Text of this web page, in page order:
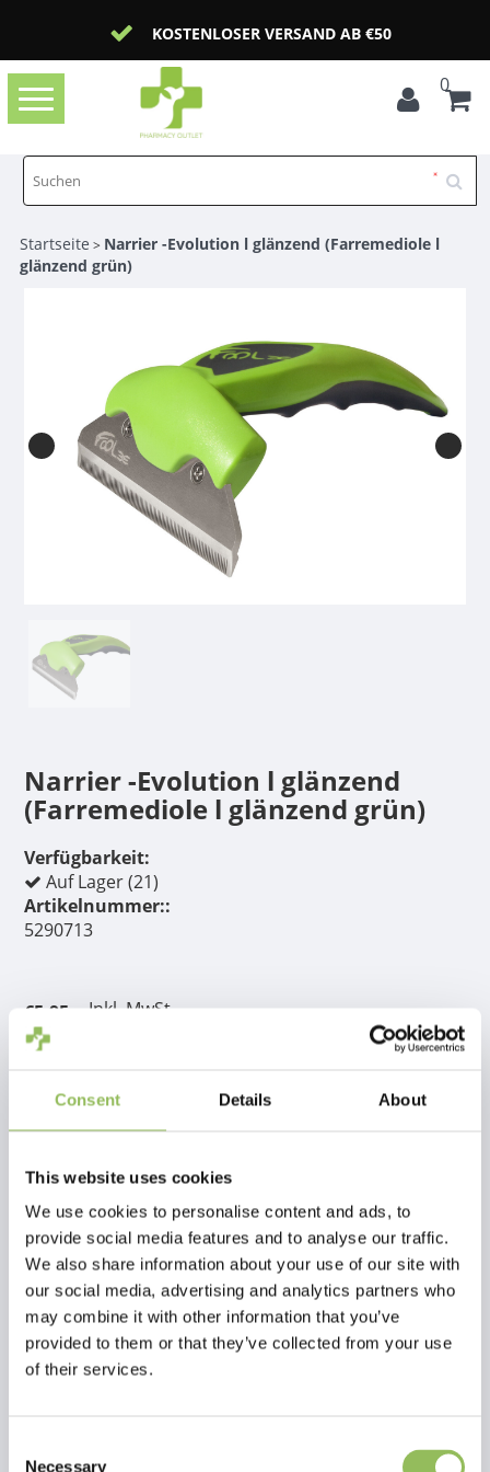
Consent Details About
This website uses cookies
We use cookies to personalise content and ads, to
provide social media features and to analyse our traffic.
We also share information about your use of our site with
our social media, advertising and analytics partners who
may combine it with other information that you’ve
provided to them or that they’ve collected from your use
of their services.
Necessary
KOSTENLOSER VERSAND AB €50
Toggle
navigation
0
Startseite > Narrier -Evolution l glänzend (Farremediole l
glänzend grün)
Narrier -Evolution l glänzend
(Farremediole l glänzend grün)
Verfügbarkeit:
Auf Lager (21)
Artikelnummer::
5290713
€5,95
Inkl. MwSt.
Bewertungen
This article has no reviews yet
Eigene Bewertung erstellen